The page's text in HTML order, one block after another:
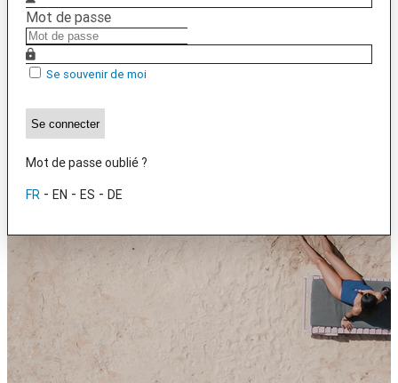
Mot de passe
Se souvenir de moi
Se connecter
Mot de passe oublié ?
FR - EN - ES - DE